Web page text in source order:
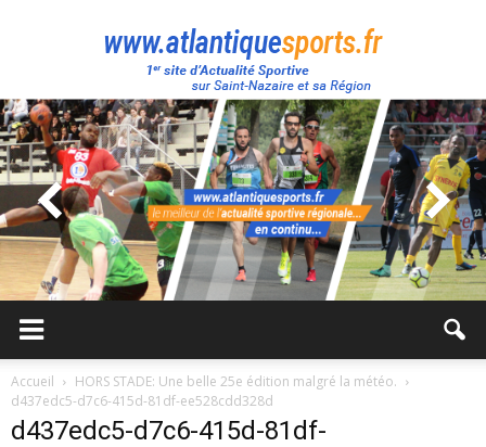
Atlantique
Sport
Accueil
HORS STADE: Une belle 25e édition malgré la météo.
d437edc5-d7c6-415d-81df-ee528cdd328d
d437edc5-d7c6-415d-81df-